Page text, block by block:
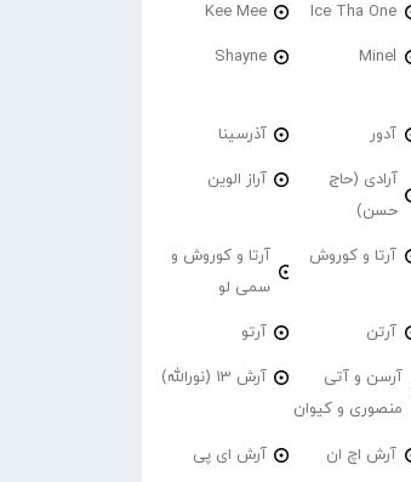
Ice Tha One
Kee Mee
Minel
Shayne
آدور آذرسینا
آرادی (حاج
حسن)
آراز الوین
آرتا و کوروش
آرتا و کوروش و
سمی لو
آرتن آرتو
آرسن و آتی
منصوری و کیوان
آرش 13 (نورالله)
آرش اچ ان آرش ای پی